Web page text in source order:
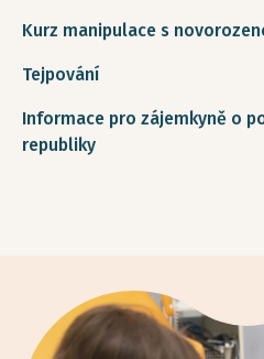
Kurz manipulace s
Tejpování
Informace pro zájemkyně o
republiky